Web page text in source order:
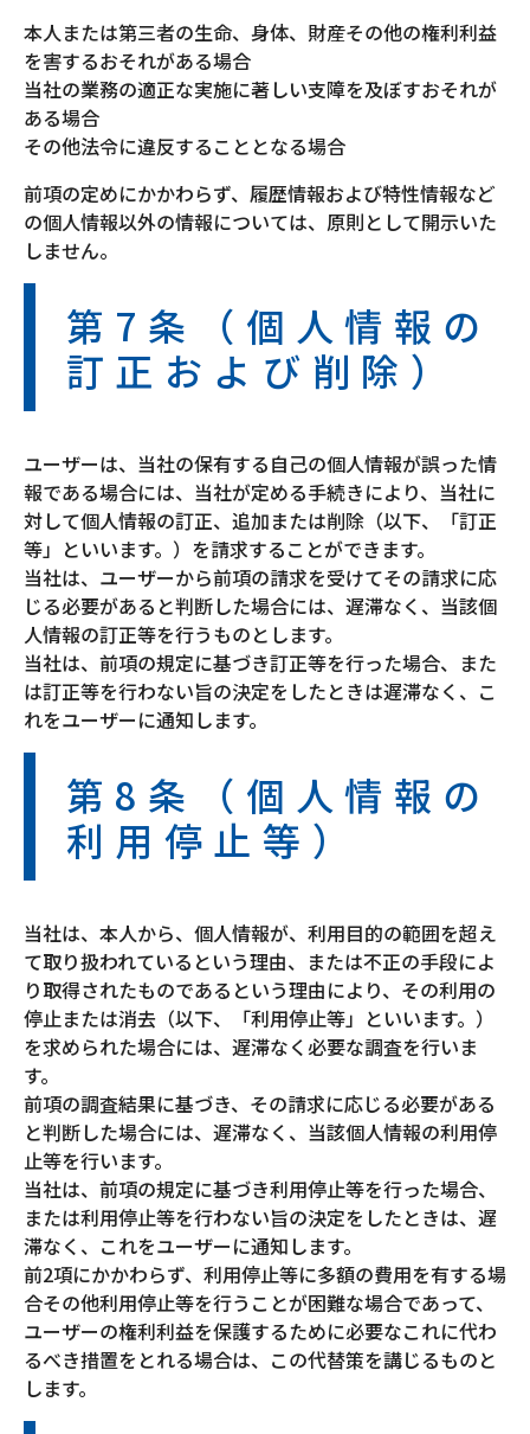
本人または第三者の生命、身体、財産その他の権利利益
を害するおそれがある場合
当社の業務の適正な実施に著しい支障を及ぼすおそれが
ある場合
その他法令に違反することとなる場合
前項の定めにかかわらず、履歴情報および特性情報など
の個人情報以外の情報については、原則として開示いた
しません。
第7条（個人情報の
訂正および削除）
ユーザーは、当社の保有する自己の個人情報が誤った情
報である場合には、当社が定める手続きにより、当社に
対して個人情報の訂正、追加または削除（以下、「訂正
等」といいます。）を請求することができます。
当社は、ユーザーから前項の請求を受けてその請求に応
じる必要があると判断した場合には、遅滞なく、当該個
人情報の訂正等を行うものとします。
当社は、前項の規定に基づき訂正等を行った場合、また
は訂正等を行わない旨の決定をしたときは遅滞なく、こ
れをユーザーに通知します。
第8条（個人情報の
利用停止等）
当社は、本人から、個人情報が、利用目的の範囲を超え
て取り扱われているという理由、または不正の手段によ
り取得されたものであるという理由により、その利用の
停止または消去（以下、「利用停止等」といいます。）
を求められた場合には、遅滞なく必要な調査を行いま
す。
前項の調査結果に基づき、その請求に応じる必要がある
と判断した場合には、遅滞なく、当該個人情報の利用停
止等を行います。
当社は、前項の規定に基づき利用停止等を行った場合、
または利用停止等を行わない旨の決定をしたときは、遅
滞なく、これをユーザーに通知します。
前2項にかかわらず、利用停止等に多額の費用を有する場
合その他利用停止等を行うことが困難な場合であって、
ユーザーの権利利益を保護するために必要なこれに代わ
るべき措置をとれる場合は、この代替策を講じるものと
します。